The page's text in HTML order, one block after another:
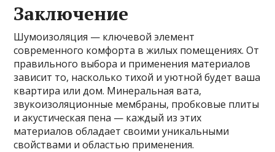
Заключение
Шумоизоляция — ключевой элемент
современного комфорта в жилых помещениях. От
правильного выбора и применения материалов
зависит то, насколько тихой и уютной будет ваша
квартира или дом. Минеральная вата,
звукоизоляционные мембраны, пробковые плиты
и акустическая пена — каждый из этих
материалов обладает своими уникальными
свойствами и областью применения.